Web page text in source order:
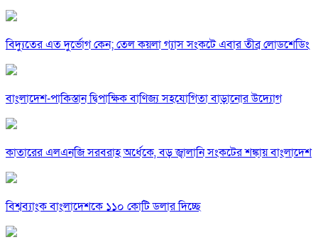
বিদ্যুতের এত দুর্ভোগ কেন; তেল কয়লা গ্যাস সংকটে এবার তীব্র লোডশেডিং
বাংলাদেশ-পাকিস্তান দ্বিপাক্ষিক বাণিজ্য সহযোগিতা বাড়ানোর উদ্যোগ
কাতারের এলএনজি সরবরাহ অর্ধেকে, বড় জ্বালানি সংকটের শঙ্কায় বাংলাদেশ
বিশ্বব্যাংক বাংলাদেশকে ১১০ কোটি ডলার দিচ্ছে